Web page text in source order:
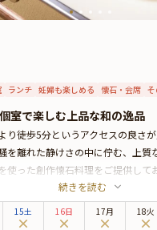
ランチ 妊婦も楽しめる 懐石・会席
室で楽しむ上品な和の逸品
り徒歩5分というアクセスの良さ
を離れた静けさの中に佇む、上質
使った創作懐石料理をご提供して
懐石」では、目にも美しい盛り付
立て湯葉や豆腐をはじめ、梅の花
楽しみいただける、贅沢な内容と
続きを読む
15土 16日 17月 18火